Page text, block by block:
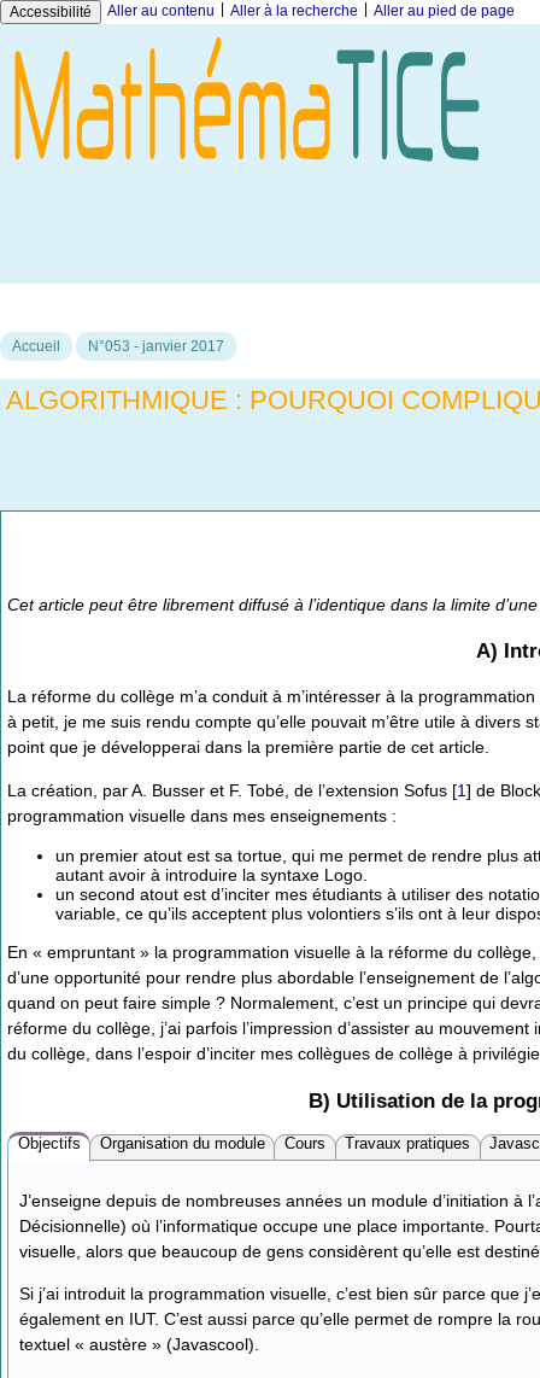
Accessibilité Aller au contenu Aller à la recherche Aller au pied de page
Accueil N°053 - janvier 2017
ALGORITHMIQUE : POURQUOI
Cet article peut être librement diffusé à l’identique dans la limite
A)
La réforme du collège m’a conduit à m’intéresser à la
à petit, je me suis rendu compte qu’elle pouvait m’être utile à divers
point que je développerai dans la première partie de cet article.
La création, par A. Busser et F. Tobé, de l’extension Sofus [1] de
programmation visuelle dans mes enseignements :
un premier atout est sa tortue, qui me permet de rendre plus
autant avoir à introduire la syntaxe Logo.
un second atout est d’inciter mes étudiants à utiliser des
variable, ce qu’ils acceptent plus volontiers s’ils ont à leur
En « empruntant » la programmation visuelle à la réforme du
d’une opportunité pour rendre plus abordable l’enseignement de
quand on peut faire simple ? Normalement, c’est un principe qui
réforme du collège, j’ai parfois l’impression d’assister au
du collège, dans l’espoir d’inciter mes collègues de collège à
B) Utilisation de la
Objectifs Organisation du module Cours Travaux pratiques
J’enseigne depuis de nombreuses années un module d’initiation
Décisionnelle) où l’informatique occupe une place importante.
visuelle, alors que beaucoup de gens considèrent qu’elle est
Si j’ai introduit la programmation visuelle, c’est bien sûr parce que
également en IUT. C’est aussi parce qu’elle permet de rompre la
textuel « austère » (Javascool).